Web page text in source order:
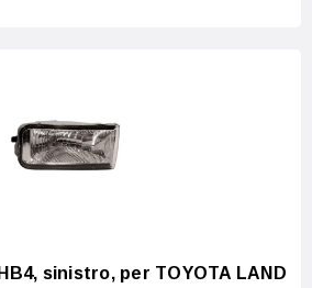
sinistro, per TOYOTA LAND